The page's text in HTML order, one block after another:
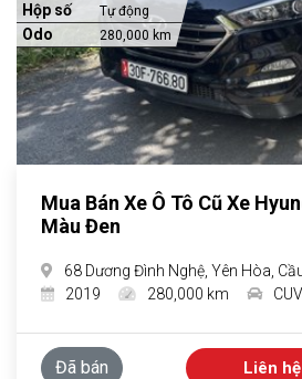
Hộp số Tự động
Odo 280,000 km
Mua Bán Xe Ô Tô Cũ Xe
Màu Đen
68 Dương Đình Nghệ, Yên Hòa,
2019
280,000 km CUV
Đã bán Liên hệ